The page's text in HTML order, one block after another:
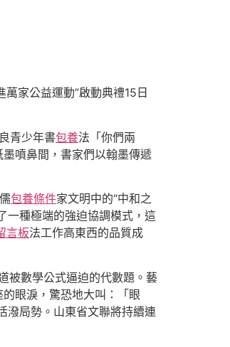
萬家公益運動”啟動典禮15日
青少年書包養法「你們兩
噴鼻間，書家們以翰墨傳遞
包養條件家文明中的“中和之
一種極端的強迫協調模式，這
言板法工作高東西的品質成
被數學公式逼迫的代數題。藝
眼淚，驚恐地大叫：「眼
潑局勢。山東省文聯將持續連